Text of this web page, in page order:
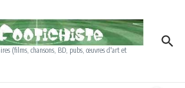
(films, chansons, BD, pubs, œuvres d'art et